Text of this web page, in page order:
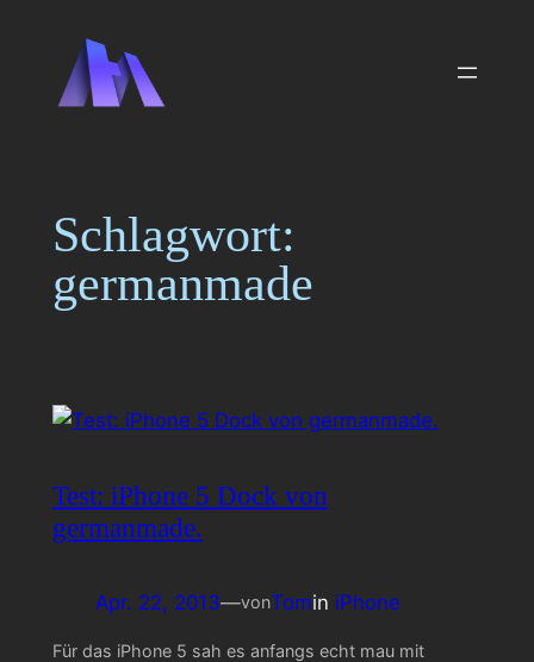
springen
Schlagwort:
germanmade
Test: iPhone 5 Dock von
germanmade.
Apr. 22, 2013—vonTomin iPhone
Für das iPhone 5 sah es anfangs echt mau mit